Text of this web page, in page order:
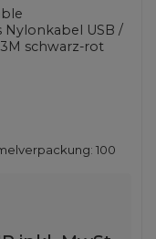
Nylonkabel USB /
3M schwarz-rot
100